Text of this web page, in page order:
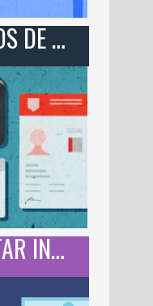
8 DOCUMENTOS DE IDENTIFICACIÓN PERSONAL USADOS POR MAAT.AI
CÓMO TRAMITAR INE, CURP Y ACTA DE NACIMIENTO